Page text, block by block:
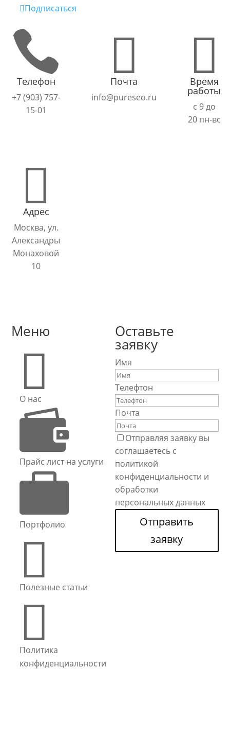
Подписаться

Телефон
+7 (903) 757-
15-01

Почта
info@pureseo.ru

Время
работы
с 9 до
20 пн-вс

Адрес
Москва, ул.
Александры
Монаховой
10
Меню

О нас

Прайс лист на услуги

Портфолио

Полезные статьи

Политика
конфиденциальности
Оставьте
заявку
Имя
Телефтон
Почта
Отправляя заявку вы
соглашаетесь с
политикой
конфиденциальности и
обработки
персональных данных
Отправить
заявку